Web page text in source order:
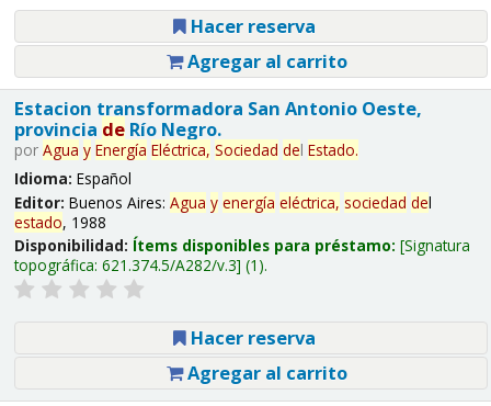
Hacer reserva
Agregar al carrito
Estacion transformadora San Antonio Oeste,
provincia deRío Negro.
por Agua y Energía Eléctrica, Sociedad del Estado.
Idioma: Español
Editor: Buenos Aires: Agua y energía eléctrica, sociedad del
estado, 1988
Disponibilidad: Ítems disponibles para préstamo: Signatura
topográfica: 621.374.5/A282/v.3 (1).
Hacer reserva
Agregar al carrito